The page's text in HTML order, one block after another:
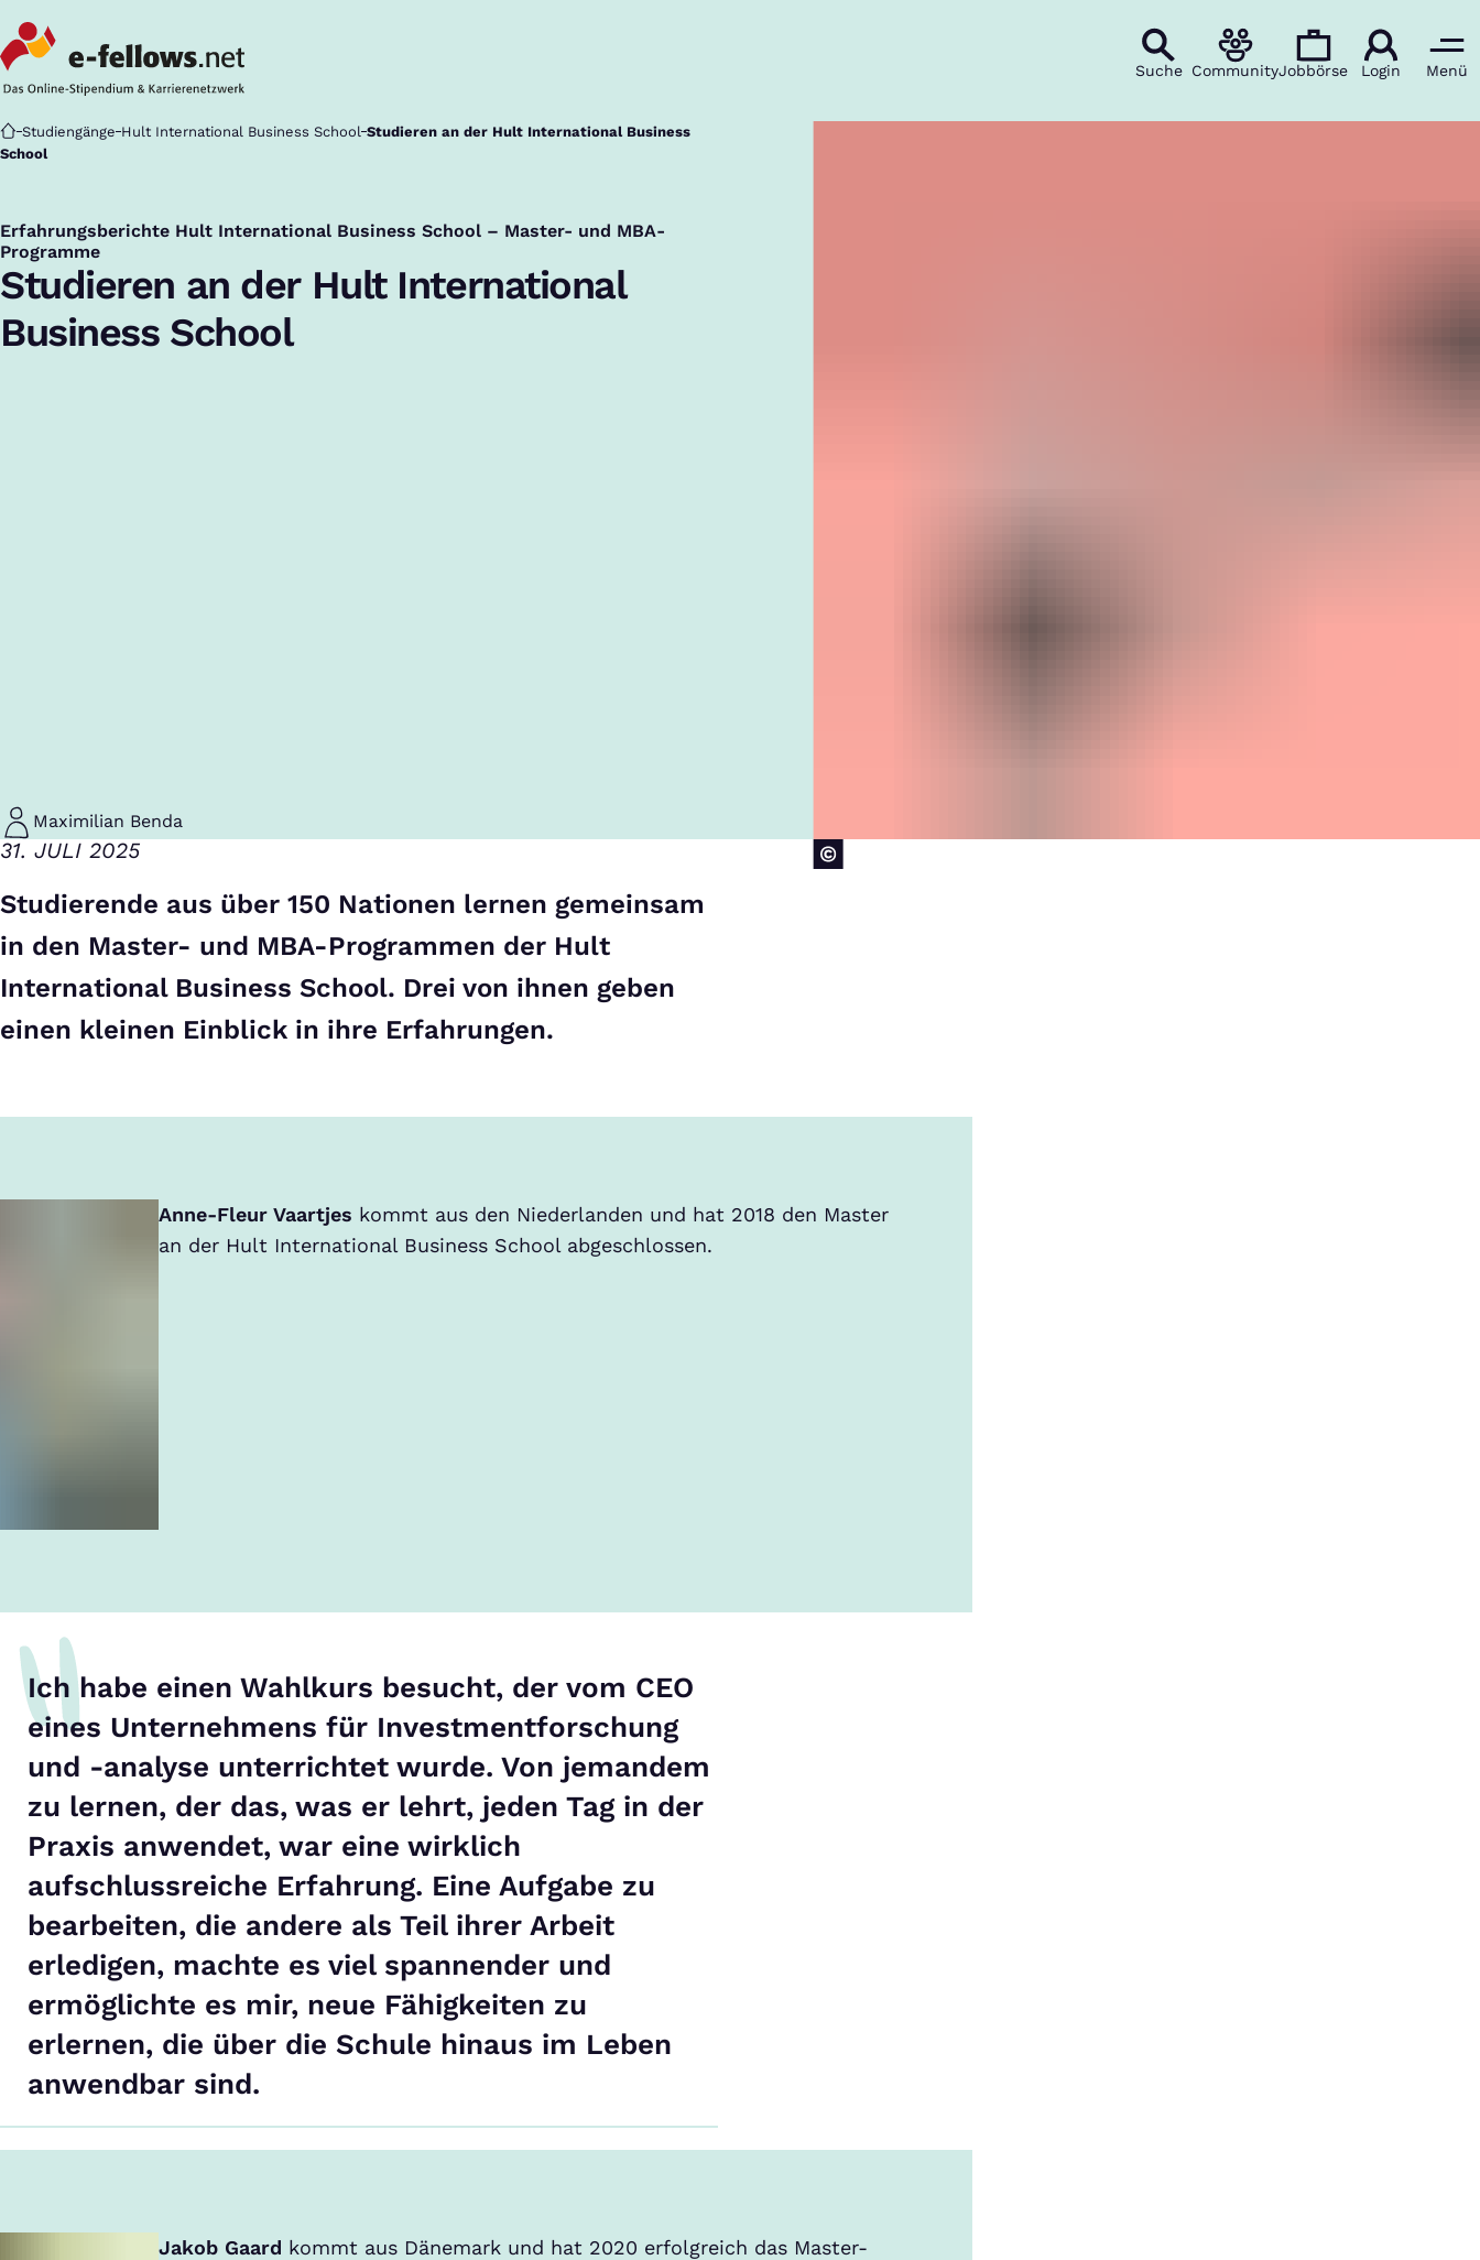
Suche CommunityJobbörse Login Menü
Startseite
Studiengänge Hult International Business School Studieren an der Hult International Business
School
Erfahrungsberichte Hult International Business School – Master- und MBA-
Programme
:
Studieren an der Hult International
Business School
Maximilian Benda
31. JULI 2025
Studierende aus über 150 Nationen lernen gemeinsam
in den Master- und MBA-Programmen der Hult
International Business School. Drei von ihnen geben
einen kleinen Einblick in ihre Erfahrungen.
Anne-Fleur Vaartjes kommt aus den Niederlanden und hat 2018 den Master
an der Hult International Business School abgeschlossen.
Ich habe einen Wahlkurs besucht, der vom CEO
eines Unternehmens für Investmentforschung
und -analyse unterrichtet wurde. Von jemandem
zu lernen, der das, was er lehrt, jeden Tag in der
Praxis anwendet, war eine wirklich
aufschlussreiche Erfahrung. Eine Aufgabe zu
bearbeiten, die andere als Teil ihrer Arbeit
erledigen, machte es viel spannender und
ermöglichte es mir, neue Fähigkeiten zu
erlernen, die über die Schule hinaus im Leben
anwendbar sind.
Jakob Gaard kommt aus Dänemark und hat 2020 erfolgreich das Master-